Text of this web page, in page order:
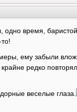
одно время,
ему забыли
редко
веселые глаза.